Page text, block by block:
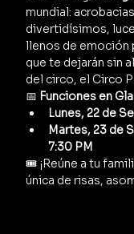
mundial:
divertidísimos,
llenos de emoción
que te dejarán sin
del circo, el Circo
📅 Funciones en
Lunes, 22 de
Martes, 23 de
7:30 PM
🎟️ ¡Reúne a tu
única de risas,